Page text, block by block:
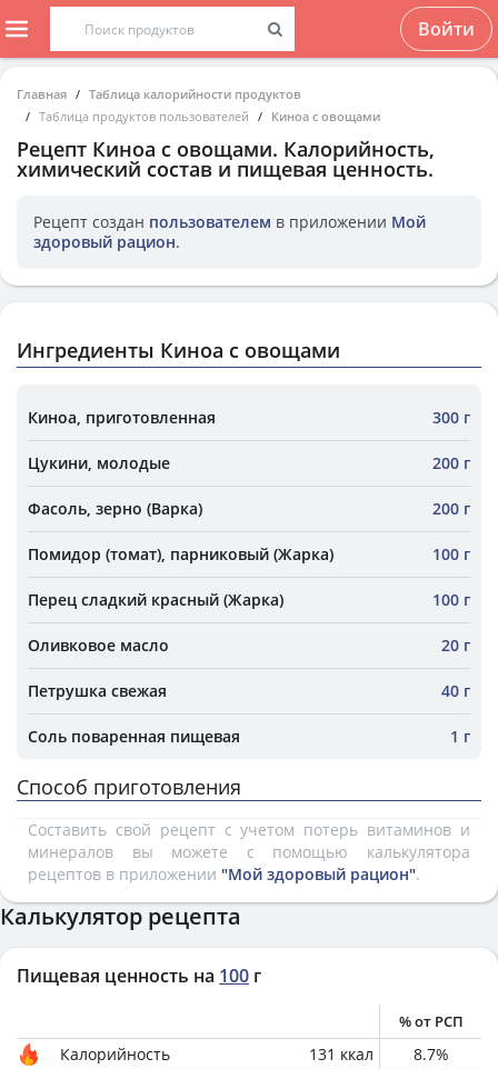
Войти
Главная
Таблица калорийности продуктов
Таблица продуктов пользователей
Киноа с овощами
Рецепт Киноа с овощами. Калорийность,
химический состав и пищевая ценность.
Рецепт создан пользователем в приложении Мой
здоровый рацион.
Ингредиенты Киноа с овощами
Киноа, приготовленная 300 г
Цукини, молодые 200 г
Фасоль, зерно (Варка) 200 г
Помидор (томат), парниковый (Жарка) 100 г
Перец сладкий красный (Жарка) 100 г
Оливковое масло 20 г
Петрушка свежая 40 г
Соль поваренная пищевая 1 г
Способ приготовления
Составить свой рецепт с учетом потерь витаминов и
минералов вы можете с помощью калькулятора
рецептов в приложении "Мой здоровый рацион".
Калькулятор рецепта
Пищевая ценность на 100 г
% от РСП
Калорийность 131 ккал 8.7%